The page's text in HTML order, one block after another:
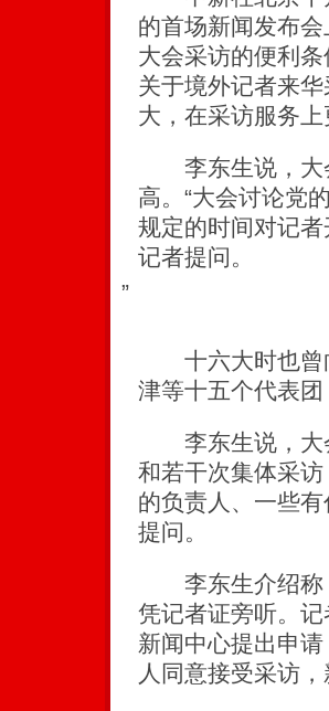
的首场新闻发布
大会采访的便利
关于境外记者来
大，在采访服务
李东生说，大
高。“大会讨论党
规定的时间对记
记者提问。
”
十六大时也曾
津等十五个代表
李东生说，大
和若干次集体采
的负责人、一些
提问。
李东生介绍称
凭记者证旁听。
新闻中心提出申
人同意接受采访